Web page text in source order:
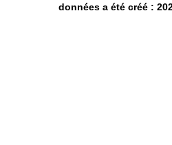
données a été créé :